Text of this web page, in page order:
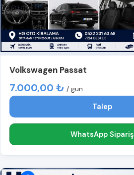
Volkswagen Passat
7.000,00 ₺ / gün
Talep
WhatsApp Sipariş